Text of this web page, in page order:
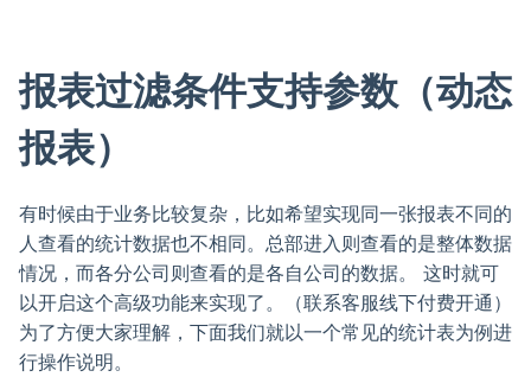
报表过滤条件支持参数（动态
报表）
有时候由于业务比较复杂，比如希望实现同一张报表不同的
人查看的统计数据也不相同。总部进入则查看的是整体数据
情况，而各分公司则查看的是各自公司的数据。 这时就可
以开启这个高级功能来实现了。（联系客服线下付费开通）
为了方便大家理解，下面我们就以一个常见的统计表为例进
行操作说明。